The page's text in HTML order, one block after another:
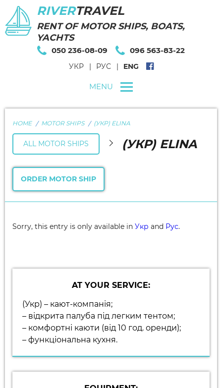
RIVERTRAVEL
RENT OF MOTOR SHIPS, BOATS,
YACHTS
050 236-08-09 096 563-83-22
УКР РУС ENG
MENU
HOME MOTOR SHIPS (УКР) ELINA
ALL MOTOR SHIPS (УКР) ELINA
ORDER MOTOR SHIP
Sorry, this entry is only available in Укр and Рус.
AT YOUR SERVICE:
(Укр) – кают-компанія;
– відкрита палуба під легким тентом;
– комфортні каюти (від 10 год. оренди);
– функціональна кухня.